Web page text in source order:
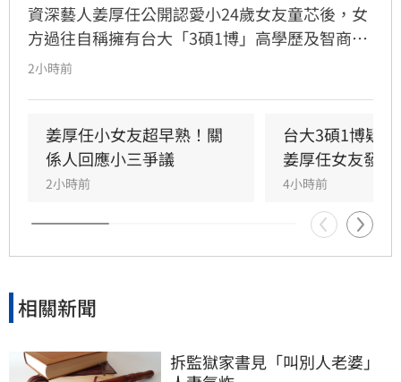
資深藝人姜厚任公開認愛小24歲女友童芯後，女
方過往自稱擁有台大「3碩1博」高學歷及智商
146等背景引發外界高度質疑。童芯日前於社群
件，導致話題持續發酵，網友針對其學歷真實性
仍存有諸多疑問。面對女友身陷輿論風波，姜厚
任展現力挺態度，笑稱兩人的戀情已像偵探片，
2小時前
姜厚任小女友超早熟！關
係人回應小三爭議
2小時前
台大3碩1博疑
姜厚任女友發聲
4小時前
相關新聞
拆監獄家書見「叫別人老婆」